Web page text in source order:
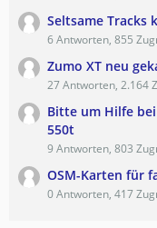
Seltsame Tracks
6 Antworten, 855
Zumo XT neu
27 Antworten, 2.164
Bitte um Hilfe
550t
9 Antworten, 803
OSM-Karten für
0 Antworten, 417